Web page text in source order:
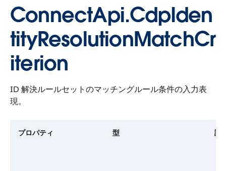
ConnectApi.CdpIden
tityResolutionMatchCr
iterion
ID 解決ルールセットのマッチングルール条件の入力表
現。
プロパティ 型 説